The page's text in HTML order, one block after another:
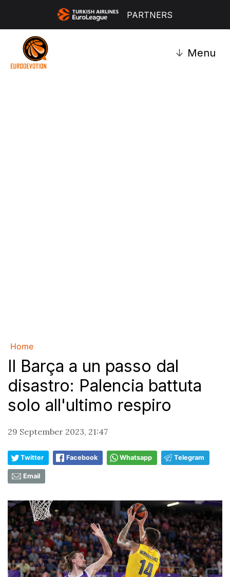
PARTNERS
↓ Menu
Home
Il Barça a un passo dal
disastro: Palencia battuta
solo all'ultimo respiro
29 September 2023, 21:47
Twitter Facebook Whatsapp Telegram
Email